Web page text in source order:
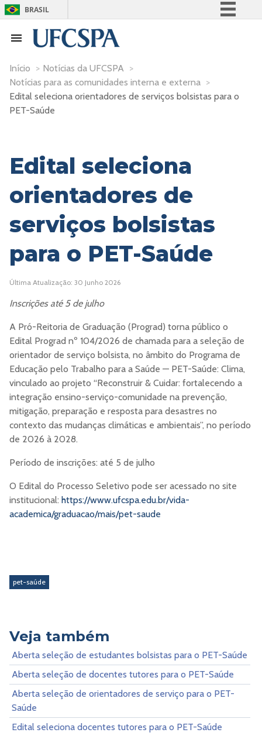
BRASIL
Acesso à informação
Início > Notícias da UFCSPA >
Notícias para as comunidades interna e externa >
Edital seleciona orientadores de serviços bolsistas para o
PET-Saúde
Edital seleciona
orientadores de
serviços bolsistas
para o PET-Saúde
Última Atualização: 30 Junho 2026
Inscrições até 5 de julho
A Pró-Reitoria de Graduação (Prograd) torna público o
Edital Prograd nº 104/2026 de chamada para a seleção de
orientador de serviço bolsista, no âmbito do Programa de
Educação pelo Trabalho para a Saúde — PET-Saúde: Clima,
vinculado ao projeto “Reconstruir & Cuidar: fortalecendo a
integração ensino-serviço-comunidade na prevenção,
mitigação, preparação e resposta para desastres no
contexto das mudanças climáticas e ambientais”, no período
de 2026 à 2028.
Período de inscrições: até 5 de julho
O Edital do Processo Seletivo pode ser acessado no site
institucional: https://www.ufcspa.edu.br/vida-
academica/graduacao/mais/pet-saude
pet-saúde
Veja também
Aberta seleção de estudantes bolsistas para o PET-Saúde
Aberta seleção de docentes tutores para o PET-Saúde
Aberta seleção de orientadores de serviço para o PET-
Saúde
Edital seleciona docentes tutores para o PET-Saúde